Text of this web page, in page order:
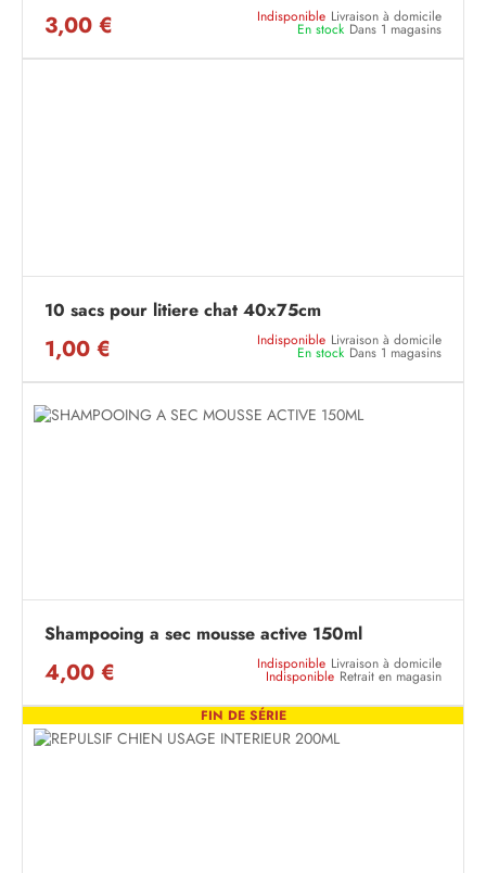
3,00 € Indisponible Livraison à domicile
En stock Dans 1 magasins
10 sacs pour litiere chat 40x75cm
1,00 € Indisponible Livraison à domicile
En stock Dans 1 magasins
Shampooing a sec mousse active 150ml
4,00 € Indisponible Livraison à domicile
Indisponible Retrait en magasin
FIN DE SÉRIE